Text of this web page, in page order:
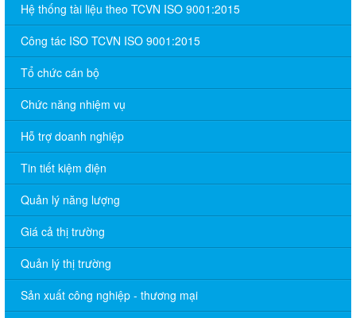
Hệ thống tài liệu theo TCVN ISO 9001:2015
Công tác ISO TCVN ISO 9001:2015
Tổ chức cán bộ
Chức năng nhiệm vụ
Hỗ trợ doanh nghiệp
Tin tiết kiệm điện
Quản lý năng lượng
Giá cả thị trường
Quản lý thị trường
Sản xuất công nghiệp - thương mại